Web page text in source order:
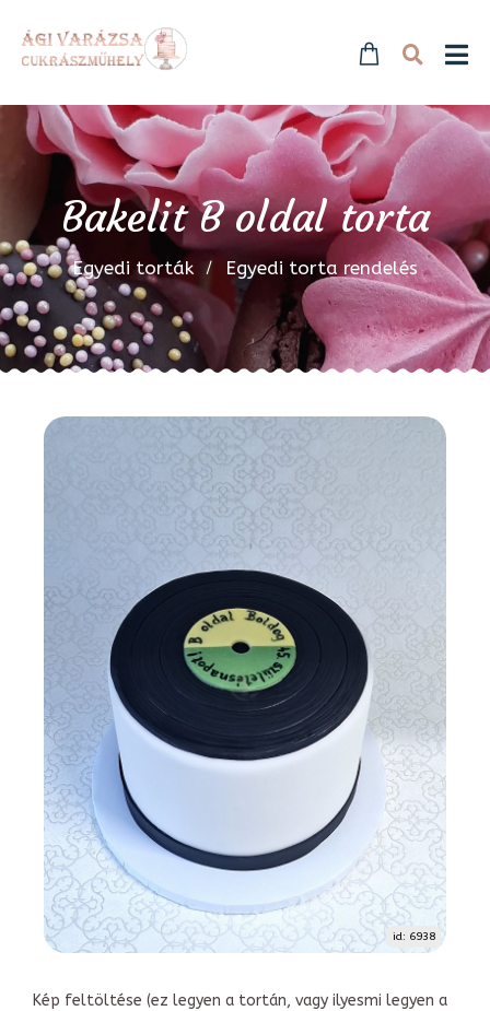
Bakelit B oldal torta
Egyedi torták Egyedi torta rendelés
id: 6938
Kép feltöltése (ez legyen a tortán, vagy ilyesmi legyen a